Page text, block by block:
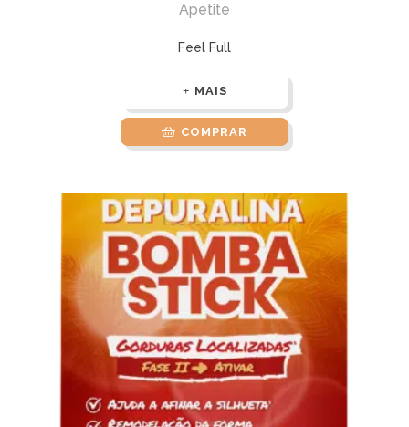
Apetite
Feel Full
MAIS
COMPRAR